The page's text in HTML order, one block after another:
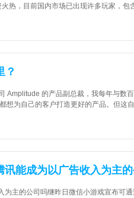
热，目前国内市场已出现许多玩家，包
？
Amplitude 的产品副总裁，我每年与数
想为自己的客户打造更好的产品。但这
能成为以广告收入为主
主的公司吗继昨日微信小游戏宣布可